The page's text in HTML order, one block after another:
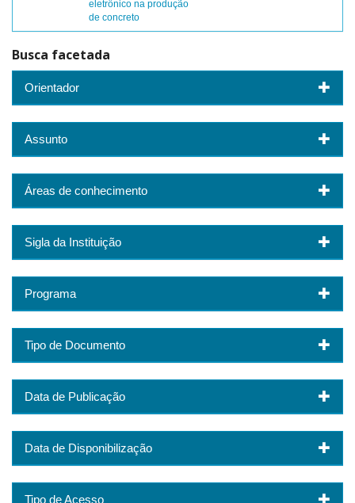
eletrônico na produção
de concreto
Busca facetada
Orientador
Assunto
Áreas de conhecimento
Sigla da Instituição
Programa
Tipo de Documento
Data de Publicação
Data de Disponibilização
Tipo de Acesso